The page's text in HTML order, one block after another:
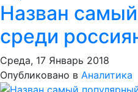
Назван
среди
Среда, 17 Январь 2018
Опубликовано в Аналитика